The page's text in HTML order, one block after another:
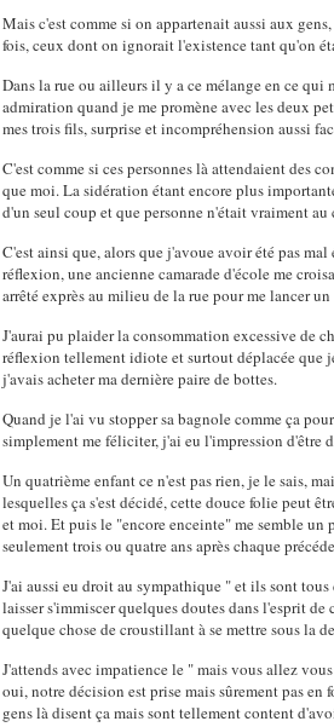
Mais c'est comme si on appartenait aussi aux
fois, ceux dont on ignorait l'existence tant qu'on
Dans la rue ou ailleurs il y a ce mélange en ce
admiration quand je me promène avec les deux
mes trois fils, surprise et incompréhension aussi
C'est comme si ces personnes là attendaient des
que moi. La sidération étant encore plus
d'un seul coup et que personne n'était vraiment au
C'est ainsi que, alors que j'avoue avoir été pas mal
réflexion, une ancienne camarade d'école me
arrêté exprès au milieu de la rue pour me lancer
J'aurai pu plaider la consommation excessive de
réflexion tellement idiote et surtout déplacée que
j'avais acheter ma dernière paire de bottes.
Quand je l'ai vu stopper sa bagnole comme ça
simplement me féliciter, j'ai eu l'impression d'être
Un quatrième enfant ce n'est pas rien, je le sais,
lesquelles ça s'est décidé, cette douce folie peut
et moi. Et puis le "encore enceinte" me semble
seulement trois ou quatre ans après chaque
J'ai aussi eu droit au sympathique " et ils sont
laisser s'immiscer quelques doutes dans l'esprit
quelque chose de croustillant à se mettre sous la
J'attends avec impatience le " mais vous allez
oui, notre décision est prise mais sûrement pas en
gens là disent ça mais sont tellement content